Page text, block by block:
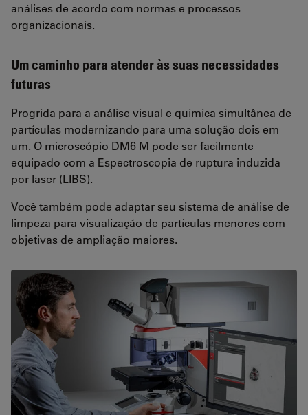
análises de acordo com normas e processos
organizacionais.
Um caminho para atender às suas necessidades
futuras
Progrida para a análise visual e química simultânea de
partículas modernizando para uma solução dois em
um. O microscópio DM6 M pode ser facilmente
equipado com a Espectroscopia de ruptura induzida
por laser (LIBS).
Você também pode adaptar seu sistema de análise de
limpeza para visualização de partículas menores com
objetivas de ampliação maiores.